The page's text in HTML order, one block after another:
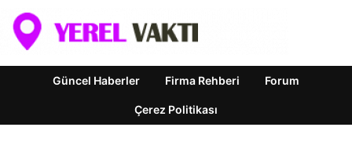
Güncel Haberler Firma Rehberi Forum
Çerez Politikası